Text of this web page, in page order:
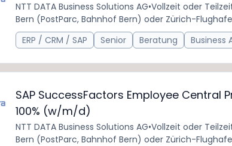
NTT DATA Business Solutions AG•Vollzeit oder
Bern (PostParc, Bahnhof Bern) oder Zürich-
ERP / CRM / SAP
Senior Beratung Business
SAP SuccessFactors Employee Central
100% (w/m/d)
NTT DATA Business Solutions AG•Vollzeit oder
Bern (PostParc, Bahnhof Bern) oder Zürich-